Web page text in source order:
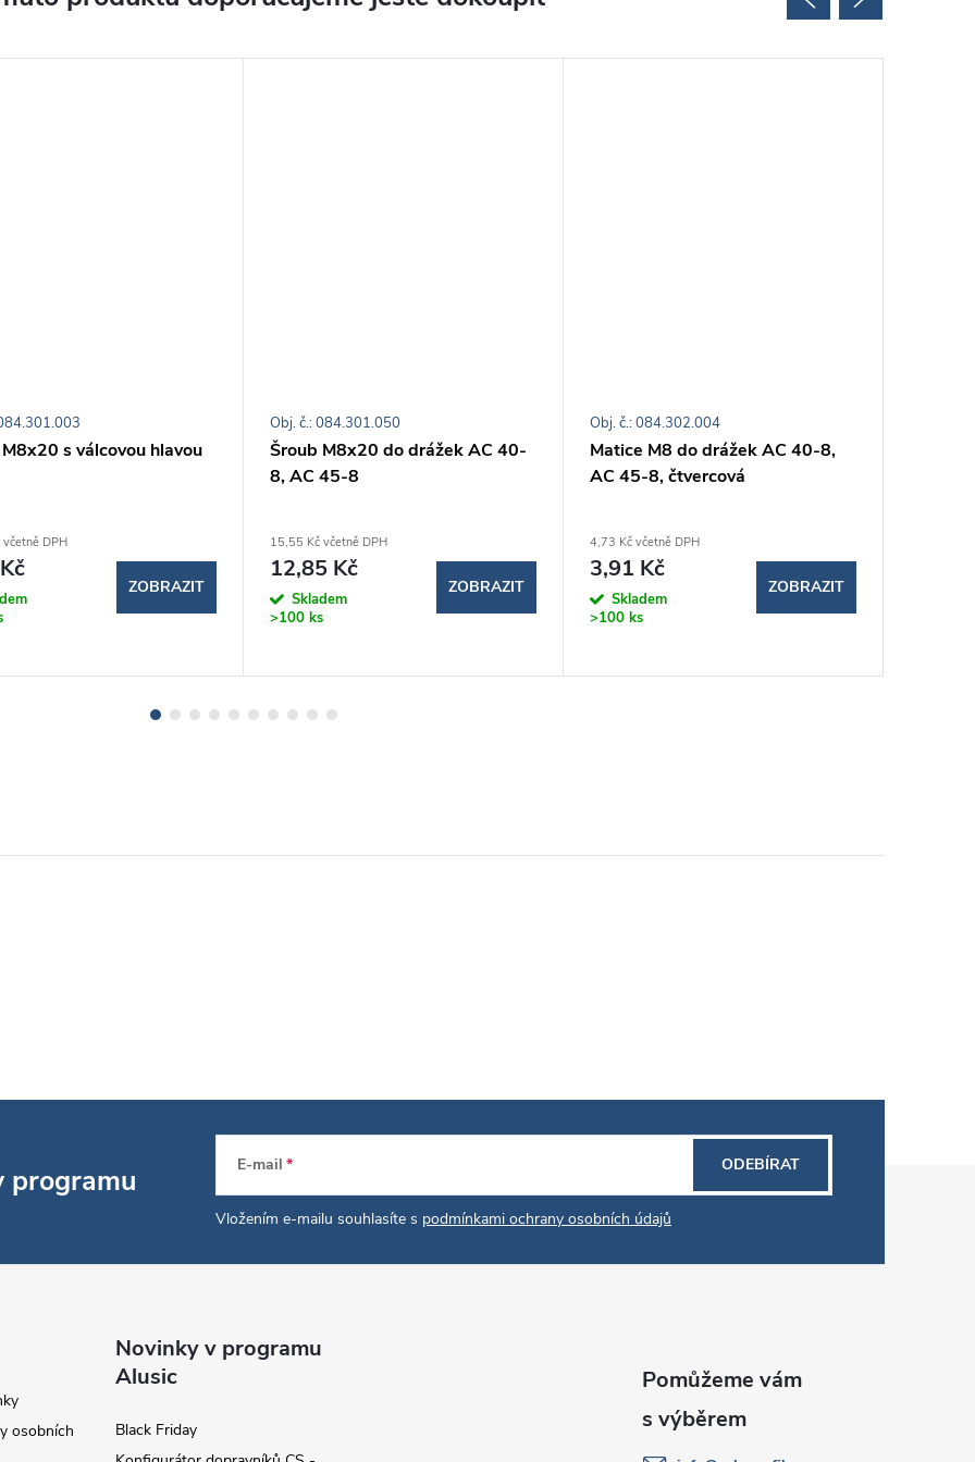
s válcovou hlavou
DPH
ZOBRAZIT
Šroub M8x20 do drážek AC 40-
8, AC 45-8
15,55 Kč včetně DPH
12,85 Kč
Skladem
>100 ks
ZOBRAZIT
Obj. č.: 084.301.050
Matice M8 do drážek AC 40-8,
AC 45-8, čtvercová
4,73 Kč včetně DPH
3,91 Kč
Skladem
>100 ks
ZOBRAZIT
Obj. č.: 084.302.004
programu E-mail
Vložením e-mailu souhlasíte s podmínkami ochrany osobních údajů
ODEBÍRAT
osobních
Novinky v programu
Alusic
Black Friday